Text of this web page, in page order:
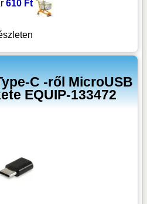
610 Ft
C -ről MicroUSB
EQUIP-133472